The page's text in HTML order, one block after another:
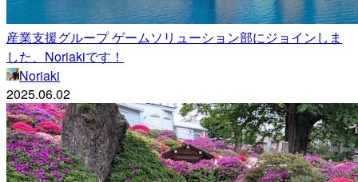
産業支援グループ ゲームソリューション部にジョインしま
した、Noriakiです！
Noriaki
2025.06.02